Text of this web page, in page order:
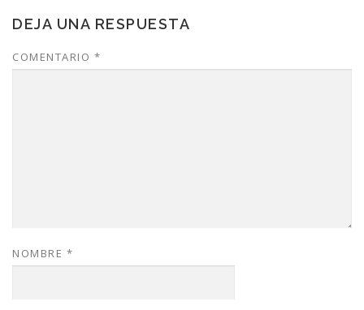
DEJA UNA RESPUESTA
COMENTARIO *
NOMBRE *